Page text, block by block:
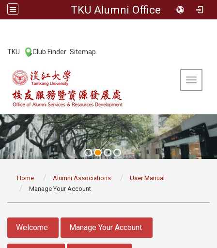
TKU Alumni Office
TKU Club Finder Sitemap
Toggle
Home Alumni Associations
User Manual
Manage Your Account
Welcome Manage Your Account